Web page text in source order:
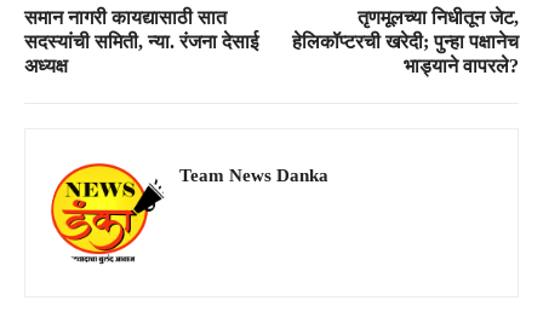
समान नागरी कायद्यासाठी सात
सदस्यांची समिती, न्या. रंजना देसाई
अध्यक्ष
तृणमूलच्या निधीतून जेट,
हेलिकॉप्टरची खरेदी; पुन्हा पक्षानेच
भाड्याने वापरले?
Team News Danka